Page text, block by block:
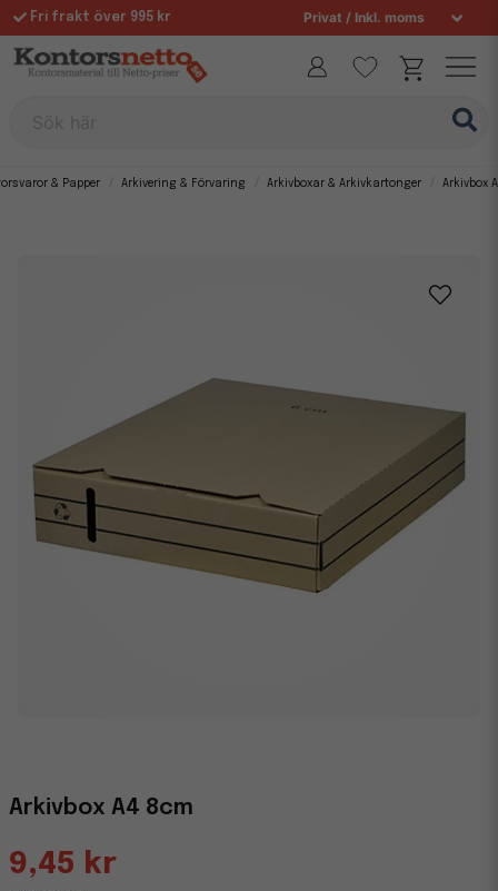
Fri frakt över 995 kr
Allt för din arbetsplats sedan 1997
& Papper Arkivering & Förvaring Arkivboxar & Arkivkartonger Arkivbox
Arkivbox A4 8cm
9,45 kr